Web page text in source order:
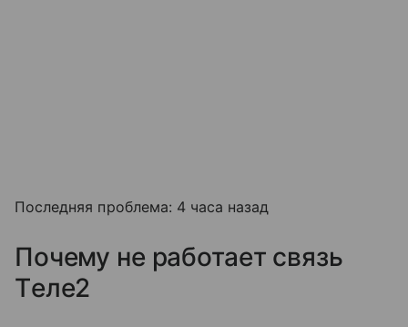
Последняя проблема: 4 часа назад
Почему не работает связь
Tеле2